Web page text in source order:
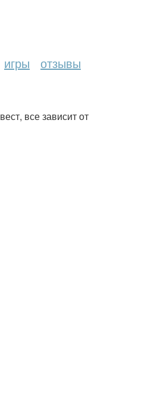
игры отзывы
все зависит от